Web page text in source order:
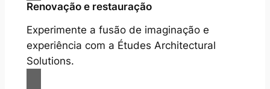
Renovação e restauração
Experimente a fusão de imaginação e
experiência com a Études Architectural
Solutions.